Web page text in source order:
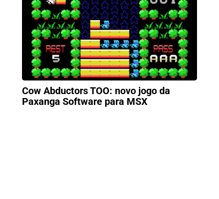
Cow Abductors TOO: novo jogo da
Paxanga Software para MSX